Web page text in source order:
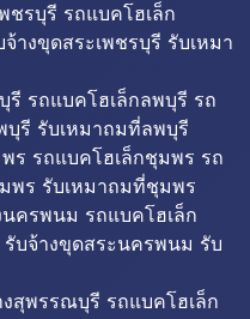
ชรบุรี รถแบคโฮเล็ก
างขุดสระเพชรบุรี รับเหมา
รี รถแบคโฮเล็กลพบุรี รถ
บุรี รับเหมาถมที่ลพบุรี
ร รถแบคโฮเล็กชุมพร รถ
พร รับเหมาถมที่ชุมพร
ครพนม รถแบคโฮเล็ก
บจ้างขุดสระนครพนม รับ
สุพรรณบุรี รถแบคโฮเล็ก